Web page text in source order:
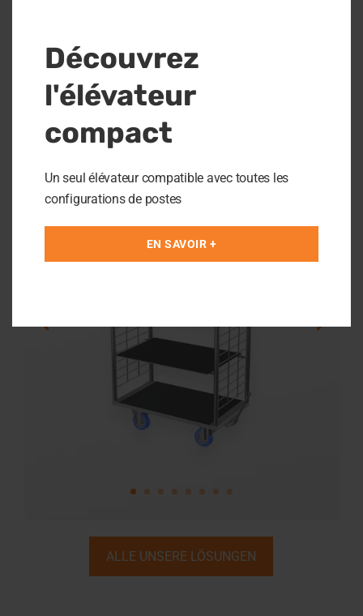
Visuelle kommunikation
HANDHABUNGSWAGEN
ALLE UNSERE LÖSUNGEN
Découvrez
l'élévateur
compact
Un seul élévateur compatible avec toutes les
configurations de postes
EN SAVOIR +